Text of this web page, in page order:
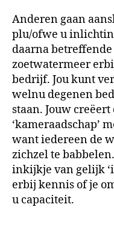
Anderen gaan
plu/ofwe u
daarna
zoetwatermeer
bedrijf. Jou kunt
welnu degenen
staan. Jouw
‘kameraadschap’
want iedereen de
zichzel te
inkijkje van gelijk
erbij kennis of je
u capaciteit.